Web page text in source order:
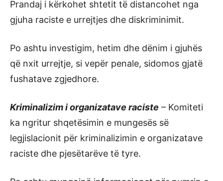
Prandaj i kërkohet shtetit të distancohet nga
gjuha raciste e urrejtjes dhe diskriminimit.
Po ashtu investigim, hetim dhe dënim i gjuhës
që nxit urrejtje, si vepër penale, sidomos gjatë
fushatave zgjedhore.
Kriminalizim i organizatave raciste – Komiteti
ka ngritur shqetësimin e mungesës së
legjislacionit për kriminalizimin e organizatave
raciste dhe pjesëtarëve të tyre.